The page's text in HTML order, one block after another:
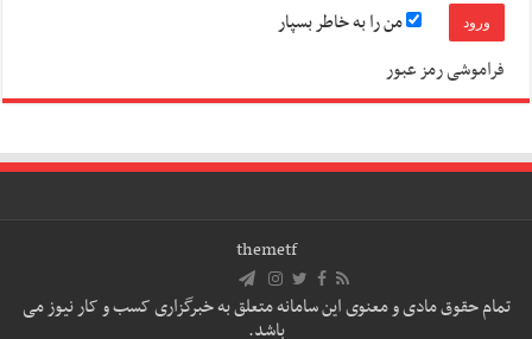
من را به خاطر بسپار
فراموشی رمز عبور
themetf
تمام حقوق مادی و معنوی این سامانه متعلق به خبرگزاری کسب و کار نیوز می
باشد.